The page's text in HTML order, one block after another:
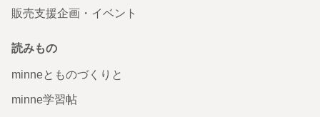
販売支援企画・イベント
読みもの
minneとものづくりと
minne学習帖